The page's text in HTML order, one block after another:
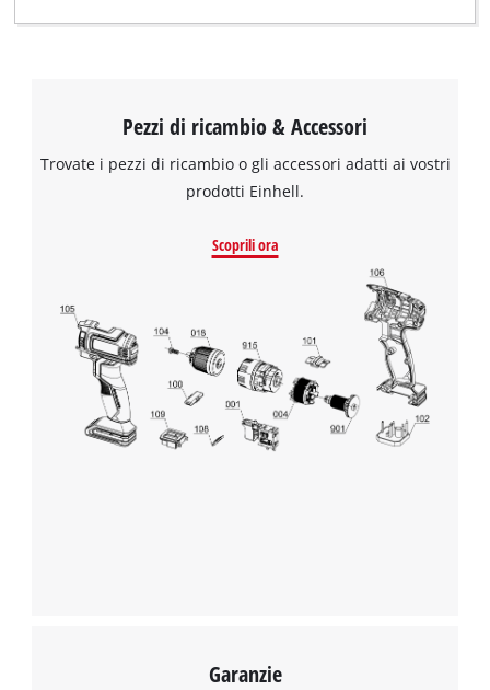
Abbiamo bisogno del vostro permesso
per caricare Google Maps!
This content is not permitted to load due
to trackers that are not disclosed to the
visitor. The website owner needs to setup
the site with their CMP to add this content
to the list of technologies used.
Pezzi di ricambio & Accessori
Trovate i pezzi di ricambio o gli accessori adatti ai vostri
prodotti Einhell.
Scoprili ora
Garanzie